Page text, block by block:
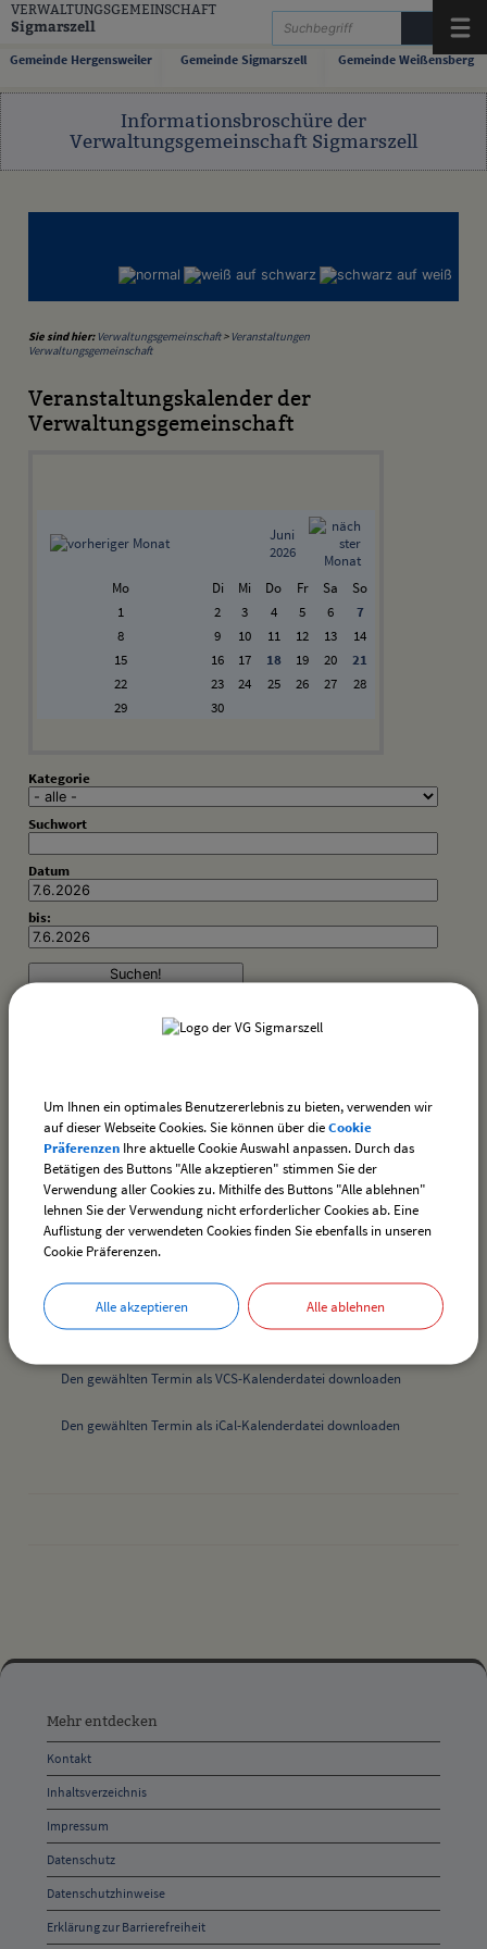
Zum Inhalt,zur Navigationoderzur Startseite springen.
VERWALTUNGSGEMEINSCHAFT
Sigmarszell
Gemeinde Hergensweiler Gemeinde Sigmarszell Gemeinde Weißensberg
Informationsbroschüre der
Verwaltungsgemeinschaft Sigmarszell
Sie sind hier: Verwaltungsgemeinschaft> Veranstaltungen
Verwaltungsgemeinschaft
Veranstaltungskalender der
Verwaltungsgemeinschaft
Juni
2026
Mo Di Mi Do Fr Sa
So
1
2 3 4 5 6
7
8
9 10 11 12 13
14
15
16 17 18 19 20
21
22
23 24 25 26 27
28
29
30
Kategorie
Suchwort
Datum
bis:
07.06.2026 von 14:00
bis 16:00 Uhr
Kategorie:
Verschiedenes
Ort:
Heimatmuseum
Dorfstraße 20
88138 Hergensweiler
Den gewählten Termin als VCS-Kalenderdatei downloaden
Den gewählten Termin als iCal-Kalenderdatei downloaden
entdecken,
Öffnungszeiten
und
Anschrift
und
Kontakt
Mehr entdecken
Kontakt
Inhaltsverzeichnis
Impressum
Datenschutz
Datenschutzhinweise
Erklärung zur Barrierefreiheit
Um Ihnen ein optimales Benutzererlebnis zu bieten, verwenden wir
auf dieser Webseite Cookies. Sie können über dieCookie
Präferenzen Ihre aktuelle Cookie Auswahl anpassen. Durch das
Betätigen des Buttons "Alle akzeptieren" stimmen Sie der
Verwendung aller Cookies zu. Mithilfe des Buttons "Alle ablehnen"
lehnen Sie der Verwendung nicht erforderlicher Cookies ab. Eine
Auflistung der verwendeten Cookies finden Sie ebenfalls in unseren
Cookie Präferenzen.
Alle akzeptieren Alle ablehnen